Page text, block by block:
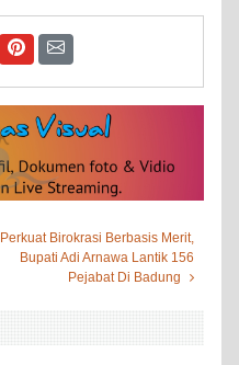
Perkuat Birokrasi Berbasis Merit,
Bupati Adi Arnawa Lantik 156
Pejabat Di Badung